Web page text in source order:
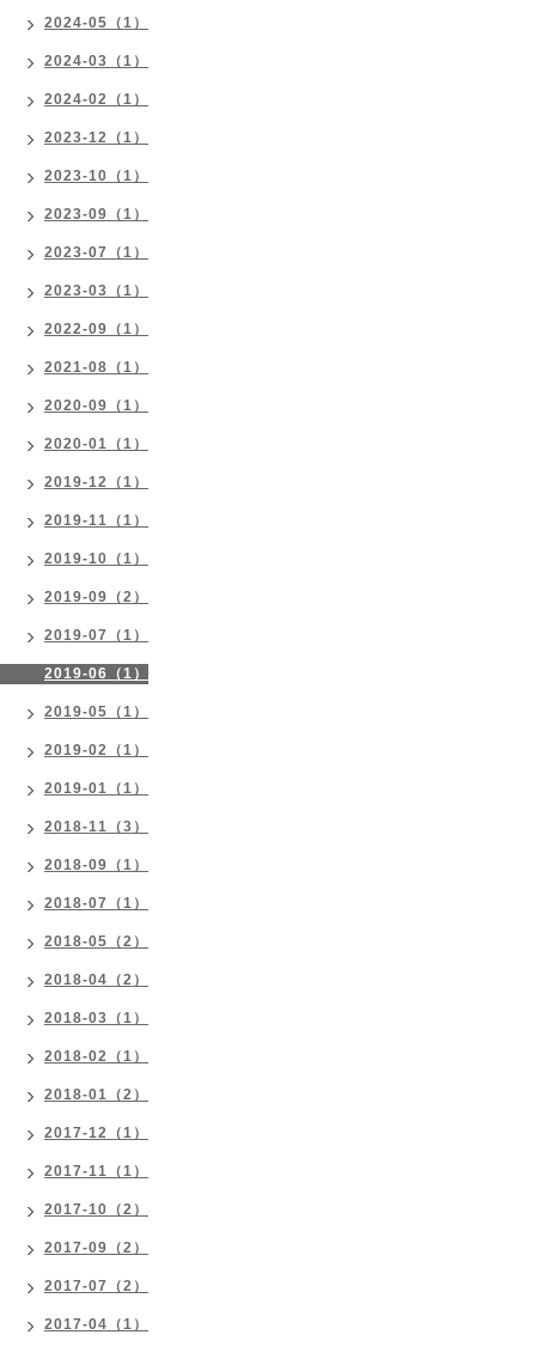
2024-05（1）
2024-03（1）
2024-02（1）
2023-12（1）
2023-10（1）
2023-09（1）
2023-07（1）
2023-03（1）
2022-09（1）
2021-08（1）
2020-09（1）
2020-01（1）
2019-12（1）
2019-11（1）
2019-10（1）
2019-09（2）
2019-07（1）
2019-06（1）
2019-05（1）
2019-02（1）
2019-01（1）
2018-11（3）
2018-09（1）
2018-07（1）
2018-05（2）
2018-04（2）
2018-03（1）
2018-02（1）
2018-01（2）
2017-12（1）
2017-11（1）
2017-10（2）
2017-09（2）
2017-07（2）
2017-04（1）